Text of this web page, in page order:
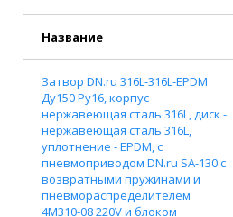
Название
Затвор DN.ru 316L-316L-EPDM
Ду150 Ру16, корпус -
нержавеющая сталь 316L, диск -
нержавеющая сталь 316L,
уплотнение - EPDM, с
пневмоприводом DN.ru SA-130 с
возвратными пружинами и
пневмораспределителем
4M310-08 220V и блоком